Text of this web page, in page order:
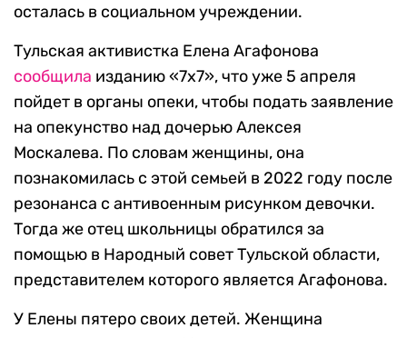
осталась в социальном учреждении.
Тульская активистка Елена Агафонова
сообщила изданию «7х7», что уже 5 апреля
пойдет в органы опеки, чтобы подать заявление
на опекунство над дочерью Алексея
Москалева. По словам женщины, она
познакомилась с этой семьей в 2022 году после
резонанса с антивоенным рисунком девочки.
Тогда же отец школьницы обратился за
помощью в Народный совет Тульской области,
представителем которого является Агафонова.
У Елены пятеро своих детей. Женщина